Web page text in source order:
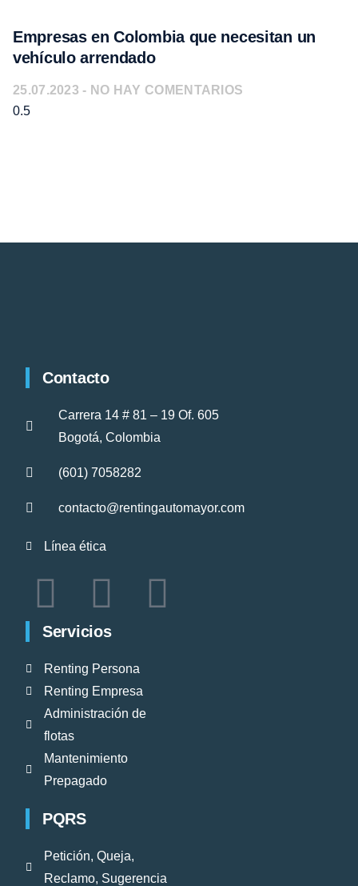
Empresas en Colombia que necesitan un
vehículo arrendado⁣
25.07.2023 NO HAY COMENTARIOS
Contacto
Carrera 14 # 81 – 19 Of. 605
Bogotá, Colombia
(601) 7058282
contacto@rentingautomayor.com
Línea ética
Servicios
Renting Persona
Renting Empresa
Administración de
flotas
Mantenimiento
Prepagado
PQRS
Petición, Queja,
Reclamo, Sugerencia